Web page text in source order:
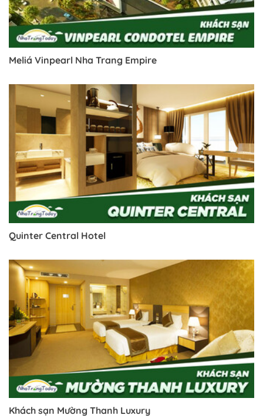
Meliá Vinpearl Nha Trang Empire
Quinter Central Hotel
Khách sạn Mường Thanh Luxury